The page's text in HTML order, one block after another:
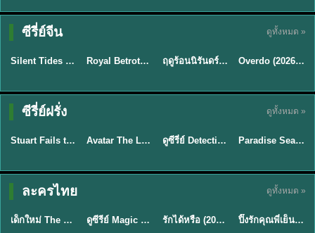
ซีรี่ย์จีน ดูทั้งหมด »
★9.5
พากย์ไทย
Silent Tides คลื่นลมลวง (2025) พากย์ไทย ซับไทย EP.1-31 ★9 Royal Betrothal (2026) สัญญาวิวาห์แห่งราชวงศ์ พากย์ไทย ซับไทย EP1-32 ★8.8 ฤดูร้อนนิรันดร์ (2026) Never-Ending Summer พากย์ไทย EP.1-29
ซับไทย
Overdo (2026) รักเกินแค้น พากย์ไทย ซับไทย EP1-33 (จบ)
ซีรี่ย์ฝรั่ง ดูทั้งหมด »
★8.8 EP.2
พากย์ไทย
TH EP. 2
Stuart Fails to Save the Universe (2026) สจ๊วตล่มแผนกู้จักรวาล พากย์ไทย EP1-10 ★7.8 EP.7Avatar The Last Airbender 2 เณรน้อยเจ้าอภินิหาร พากย์ไทย EP.9ดูซีรี่ย์ Detective Hole (2026) พากย์ไทย HD ฟรี อัปเดตล่าสุด Netflix EP.8
พากย์ไทย
Paradise Season 2 (2026) พากย์ไทย EP1-8 ดูซีรี่ย์ฝรั่ง HD ครบทุกตอน
ละครไทย ดูทั้งหมด »
★ 8 EP.6
พากย์ไทย
เด็กใหม่ The Reset 2026 EP1-6 พากย์ไทย ดูซีรี่ย์ Netflix ล่าสุด HD ดูซีรีย์ Magic Move (2026) ทำนายทายรัก Thai EP.1-10 HD รักได้หรือ (2026) YOUNG Let's Begin Again พากย์ไทย EP.1-19 ★8
พากย์ไทย
ปิ๊งรักคุณพี่เย็นชา (2026) Frozen Valentine EP.1-10 (จบ)